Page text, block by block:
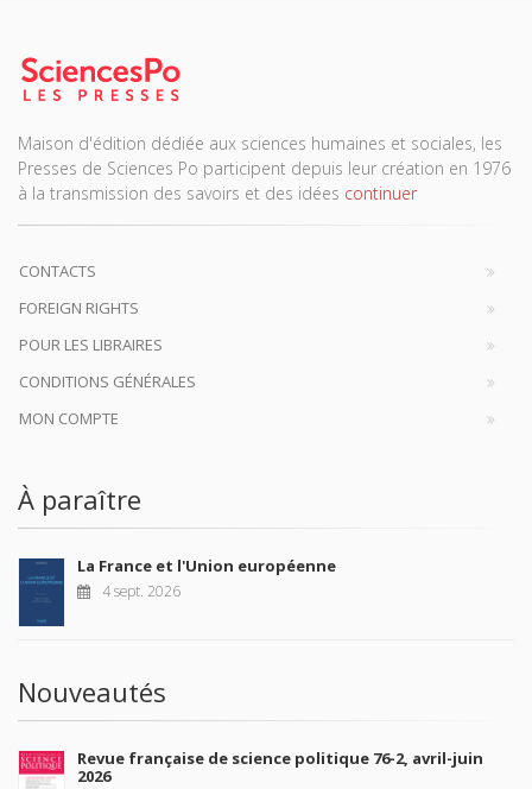
Maison d'édition dédiée aux sciences humaines et sociales, les
Presses de Sciences Po participent depuis leur création en 1976
à la transmission des savoirs et des idées continuer
CONTACTS
FOREIGN RIGHTS
POUR LES LIBRAIRES
CONDITIONS GÉNÉRALES
MON COMPTE
À paraître
La France et l'Union européenne
4 sept. 2026
Nouveautés
Revue française de science politique 76-2, avril-juin
2026